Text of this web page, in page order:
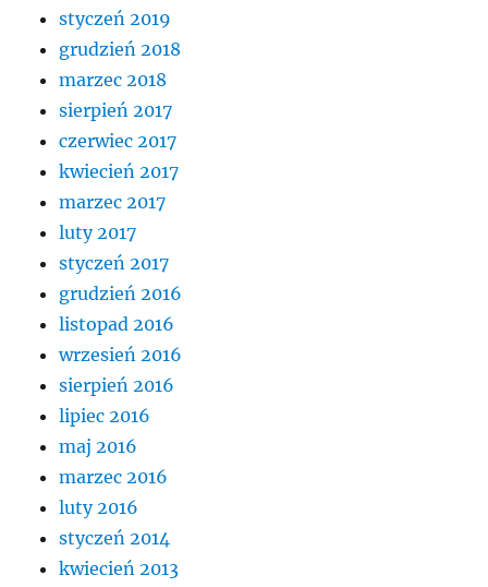
styczeń 2019
grudzień 2018
marzec 2018
sierpień 2017
czerwiec 2017
kwiecień 2017
marzec 2017
luty 2017
styczeń 2017
grudzień 2016
listopad 2016
wrzesień 2016
sierpień 2016
lipiec 2016
maj 2016
marzec 2016
luty 2016
styczeń 2014
kwiecień 2013